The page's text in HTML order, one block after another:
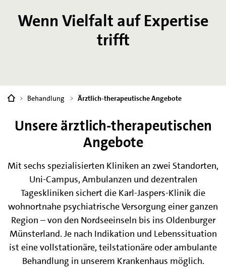
Wenn Vielfalt auf Expertise
trifft
Sie
sind
hier:
Behandlung Ärztlich-therapeutische Angebote
Unsere ärztlich-therapeutischen
Angebote
Mit sechs spezialisierten Kliniken an zwei Standorten,
Uni-Campus, Ambulanzen und dezentralen
Tageskliniken sichert die Karl-Jaspers-Klinik die
wohnortnahe psychiatrische Versorgung einer ganzen
Region – von den Nordseeinseln bis ins Oldenburger
Münsterland. Je nach Indikation und Lebenssituation
ist eine vollstationäre, teilstationäre oder ambulante
Behandlung in unserem Krankenhaus möglich.